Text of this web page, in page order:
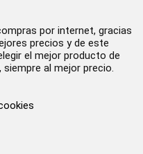
por internet, gracias
precios y de este
el mejor producto de
al mejor precio.